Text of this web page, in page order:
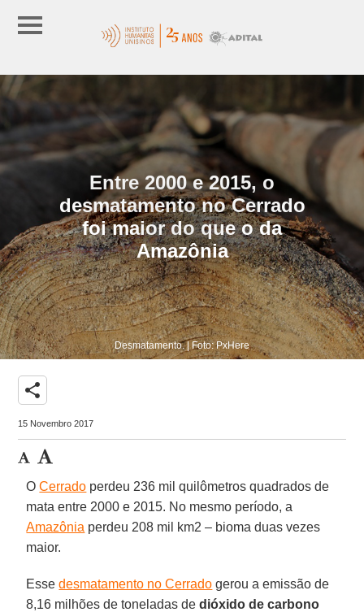
Entre 2000 e 2015, o
desmatamento no Cerrado
foi maior do que o da
Amazônia
Desmatamento. | Foto: PxHere
share
15 Novembro 2017
OCerrado perdeu 236 mil quilômetros quadrados de
mata entre 2000 e 2015. No mesmo período, a
Amazônia perdeu 208 mil km2 – bioma duas vezes
maior.
Essedesmatamento no Cerrado gerou a emissão de
8,16 milhões de toneladas dedióxido de carbono